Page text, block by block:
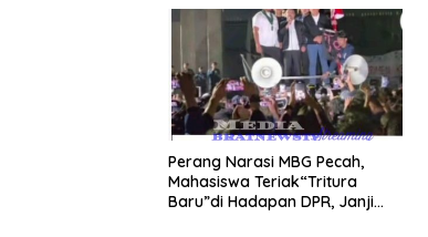
Perang Narasi MBG Pecah,
Mahasiswa Teriak“Tritura
Baru”di Hadapan DPR, Janji